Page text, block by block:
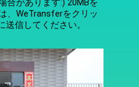
合があります:) 20MBを
、WeTransferをクリッ
送信してください。